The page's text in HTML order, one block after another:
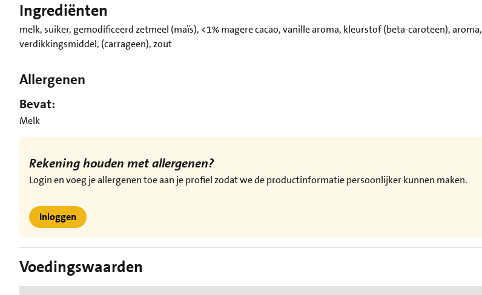
Ingrediënten
melk, suiker, gemodificeerd zetmeel (maïs), <1% magere cacao, vanille aroma, kleurstof (beta-caroteen), aroma,
verdikkingsmiddel, (carrageen), zout
Allergenen
Bevat:
Melk
Rekening houden met allergenen?
Login en voeg je allergenen toe aan je profiel zodat we de productinformatie persoonlijker kunnen maken.
Inloggen
Voedingswaarden